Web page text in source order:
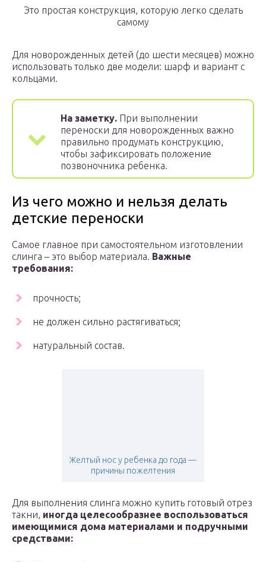
Это простая конструкция, которую легко сделать
самому
Для новорожденных детей (до шести месяцев) можно
использовать только две модели: шарф и вариант с
кольцами.
На заметку. При выполнении
переноски для новорожденных важно
правильно продумать конструкцию,
чтобы зафиксировать положение
позвоночника ребенка.
Из чего можно и нельзя делать
детские переноски
Самое главное при самостоятельном изготовлении
слинга – это выбор материала. Важные
требования:
прочность;
не должен сильно растягиваться;
натуральный состав.
Желтый нос у ребенка до года —
причины пожелтения
Для выполнения слинга можно купить готовый отрез
такни, иногда целесообразнее воспользоваться
имеющимися дома материалами и подручными
средствами: